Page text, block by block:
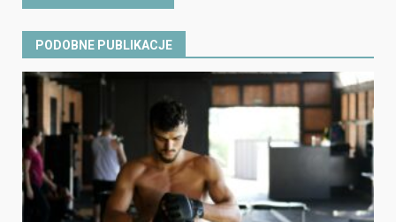
PODOBNE PUBLIKACJE